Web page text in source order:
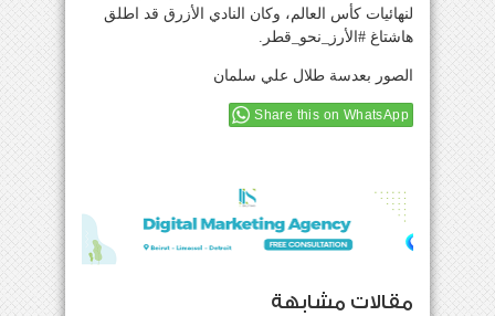
لنهائيات كأس العالم، وكان النادي الأزرق قد اطلق
هاشتاغ #الأرز_نحو_قطر.
الصور بعدسة طلال علي سلمان
Share this on WhatsApp
مقالات مشابهة